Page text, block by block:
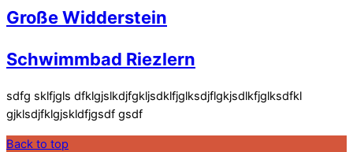
Große Widderstein
Schwimmbad Riezlern
sdfg sklfjgls dfklgjslkdjfgkljsdklfjglksdjflgkjsdlkfjglksdfkl
gjklsdjfklgjskldfjgsdf gsdf
Back to top